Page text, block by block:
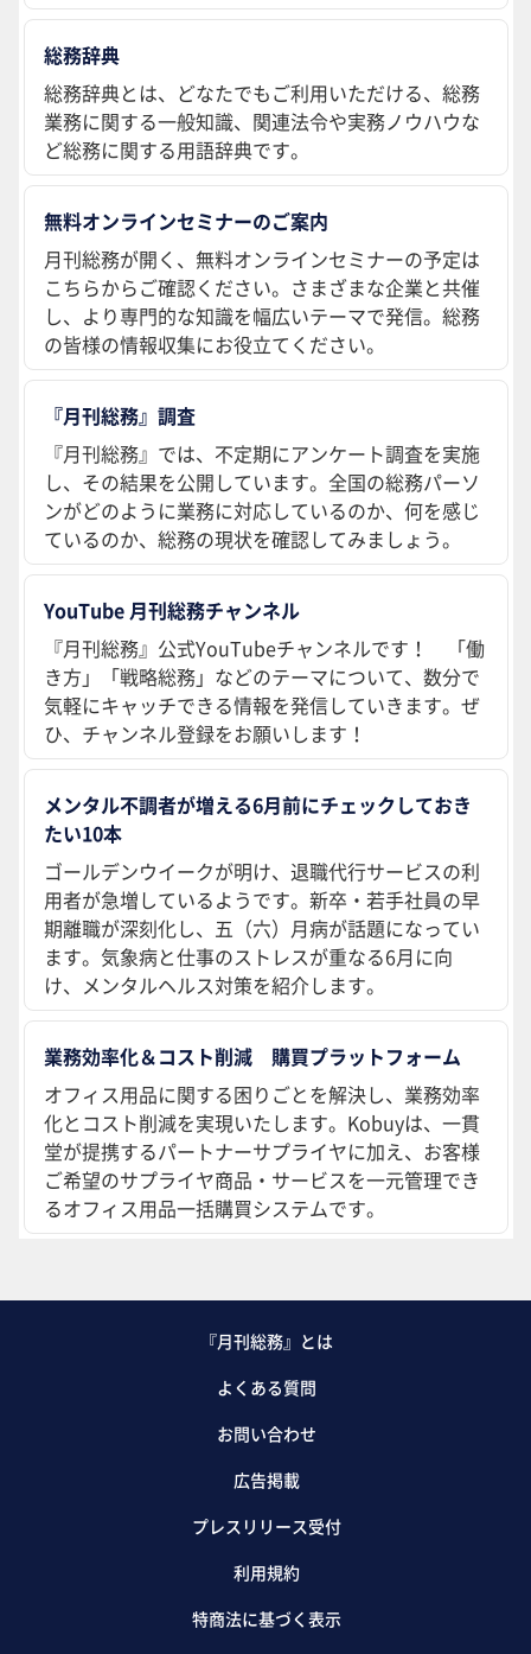
総務辞典
総務辞典とは、どなたでもご利用いただける、総務
業務に関する一般知識、関連法令や実務ノウハウな
ど総務に関する用語辞典です。
無料オンラインセミナーのご案内
月刊総務が開く、無料オンラインセミナーの予定は
こちらからご確認ください。さまざまな企業と共催
し、より専門的な知識を幅広いテーマで発信。総務
の皆様の情報収集にお役立てください。
『月刊総務』調査
『月刊総務』では、不定期にアンケート調査を実施
し、その結果を公開しています。全国の総務パーソ
ンがどのように業務に対応しているのか、何を感じ
ているのか、総務の現状を確認してみましょう。
YouTube 月刊総務チャンネル
『月刊総務』公式YouTubeチャンネルです！ 「働
き方」「戦略総務」などのテーマについて、数分で
気軽にキャッチできる情報を発信していきます。ぜ
ひ、チャンネル登録をお願いします！
メンタル不調者が増える6月前にチェックしておき
たい10本
ゴールデンウイークが明け、退職代行サービスの利
用者が急増しているようです。新卒・若手社員の早
期離職が深刻化し、五（六）月病が話題になってい
ます。気象病と仕事のストレスが重なる6月に向
け、メンタルヘルス対策を紹介します。
業務効率化＆コスト削減 購買プラットフォーム
オフィス用品に関する困りごとを解決し、業務効率
化とコスト削減を実現いたします。Kobuyは、一貫
堂が提携するパートナーサプライヤに加え、お客様
ご希望のサプライヤ商品・サービスを一元管理でき
るオフィス用品一括購買システムです。
『月刊総務』とは
よくある質問
お問い合わせ
広告掲載
プレスリリース受付
利用規約
特商法に基づく表示